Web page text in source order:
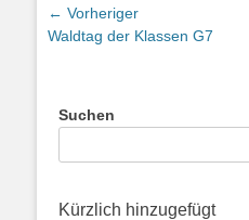
Beitragsnavigation
← Vorheriger
Vorheriger
Waldtag der Klassen G7
Suchen
Kürzlich hinzugefügt